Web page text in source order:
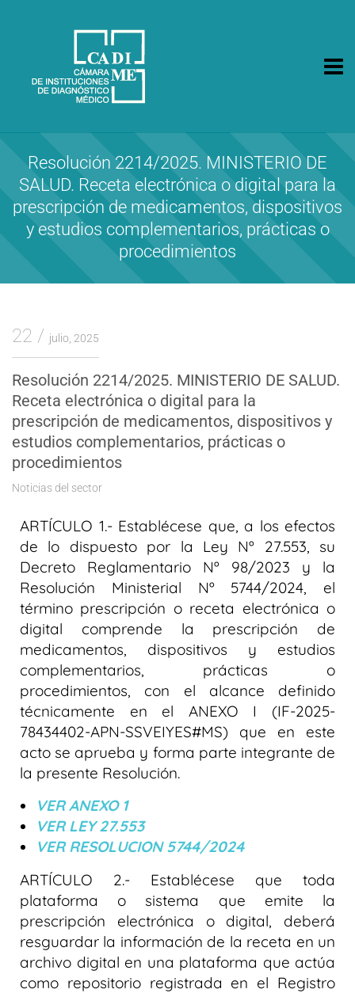
CA.DI.ME.
Cámara de Instituciones de Diagnóstico Médico
Resolución 2214/2025. MINISTERIO DE
SALUD. Receta electrónica o digital para la
prescripción de medicamentos, dispositivos
y estudios complementarios, prácticas o
procedimientos
22 julio, 2025
Resolución 2214/2025. MINISTERIO DE SALUD.
Receta electrónica o digital para la
prescripción de medicamentos, dispositivos y
estudios complementarios, prácticas o
procedimientos
Noticias del sector
ARTÍCULO 1.- Establécese que, a los efectos
de lo dispuesto por la Ley Nº 27.553, su
Decreto Reglamentario Nº 98/2023 y la
Resolución Ministerial Nº 5744/2024, el
término prescripción o receta electrónica o
digital comprende la prescripción de
medicamentos, dispositivos y estudios
complementarios, prácticas o
procedimientos, con el alcance definido
técnicamente en el ANEXO I (IF-2025-
78434402-APN-SSVEIYES#MS) que en este
acto se aprueba y forma parte integrante de
la presente Resolución.
VER ANEXO 1
VER LEY 27.553
VER RESOLUCION 5744/2024
ARTÍCULO 2.- Establécese que toda
plataforma o sistema que emite la
prescripción electrónica o digital, deberá
resguardar la información de la receta en un
archivo digital en una plataforma que actúa
como repositorio registrada en el Registro